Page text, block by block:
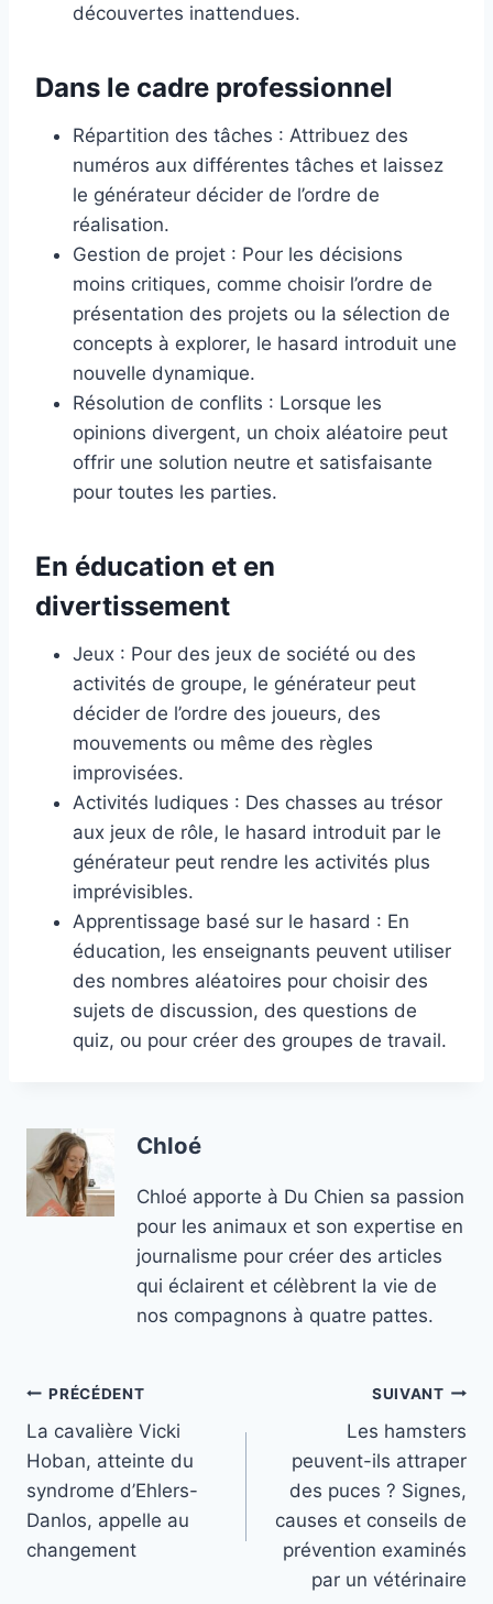
découvertes inattendues.
Dans le cadre professionnel
Répartition des tâches : Attribuez des
numéros aux différentes tâches et laissez
le générateur décider de l’ordre de
réalisation.
Gestion de projet : Pour les décisions
moins critiques, comme choisir l’ordre de
présentation des projets ou la sélection de
concepts à explorer, le hasard introduit une
nouvelle dynamique.
Résolution de conflits : Lorsque les
opinions divergent, un choix aléatoire peut
offrir une solution neutre et satisfaisante
pour toutes les parties.
En éducation et en
divertissement
Jeux : Pour des jeux de société ou des
activités de groupe, le générateur peut
décider de l’ordre des joueurs, des
mouvements ou même des règles
improvisées.
Activités ludiques : Des chasses au trésor
aux jeux de rôle, le hasard introduit par le
générateur peut rendre les activités plus
imprévisibles.
Apprentissage basé sur le hasard : En
éducation, les enseignants peuvent utiliser
des nombres aléatoires pour choisir des
sujets de discussion, des questions de
quiz, ou pour créer des groupes de travail.
Chloé
Chloé apporte à Du Chien sa passion
pour les animaux et son expertise en
journalisme pour créer des articles
qui éclairent et célèbrent la vie de
nos compagnons à quatre pattes.
Navigation
de
l’article
PRÉCÉDENT
La cavalière Vicki
Hoban, atteinte du
syndrome d’Ehlers-
Danlos, appelle au
changement
SUIVANT
Les hamsters
peuvent-ils attraper
des puces ? Signes,
causes et conseils de
prévention examinés
par un vétérinaire